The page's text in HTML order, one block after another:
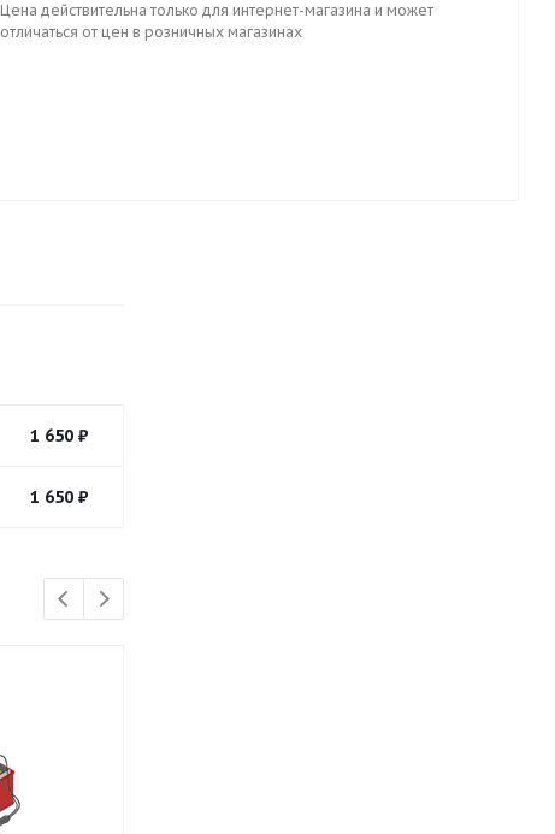
Цена действительна только для интернет-магазина и может
отличаться от цен в розничных магазинах
1 650₽
1 650₽